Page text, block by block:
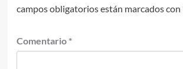
campos obligatorios están marcados con
Comentario *